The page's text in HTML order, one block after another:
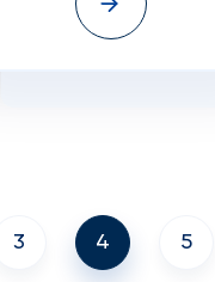
3 4 5